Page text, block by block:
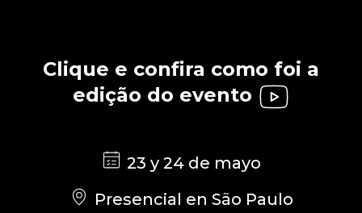
Clique e confira como foi a
edição do evento
23 y 24 de mayo
Presencial en São Paulo